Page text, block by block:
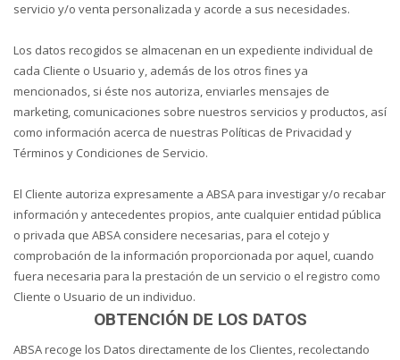
servicio y/o venta personalizada y acorde a sus necesidades.
Los datos recogidos se almacenan en un expediente individual de
cada Cliente o Usuario y, además de los otros fines ya
mencionados, si éste nos autoriza, enviarles mensajes de
marketing, comunicaciones sobre nuestros servicios y productos, así
como información acerca de nuestras Políticas de Privacidad y
Términos y Condiciones de Servicio.
El Cliente autoriza expresamente a ABSA para investigar y/o recabar
información y antecedentes propios, ante cualquier entidad pública
o privada que ABSA considere necesarias, para el cotejo y
comprobación de la información proporcionada por aquel, cuando
fuera necesaria para la prestación de un servicio o el registro como
Cliente o Usuario de un individuo.
OBTENCIÓN DE LOS DATOS
ABSA recoge los Datos directamente de los Clientes, recolectando